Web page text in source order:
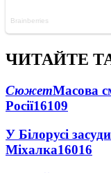
ЧИТАЙТЕ
СюжетМасова
Росії16109
У Білорусі
Міхалка16016